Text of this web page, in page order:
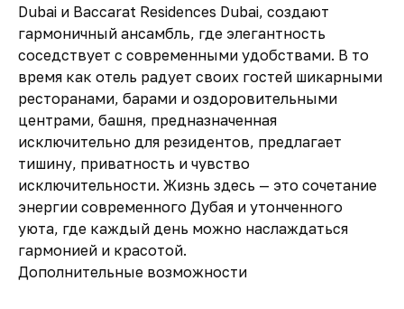
Dubai и Baccarat Residences Dubai, создают
гармоничный ансамбль, где элегантность
соседствует с современными удобствами. В то
время как отель радует своих гостей шикарными
ресторанами, барами и оздоровительными
центрами, башня, предназначенная
исключительно для резидентов, предлагает
тишину, приватность и чувство
исключительности. Жизнь здесь — это сочетание
энергии современного Дубая и утонченного
уюта, где каждый день можно наслаждаться
гармонией и красотой.
Дополнительные возможности